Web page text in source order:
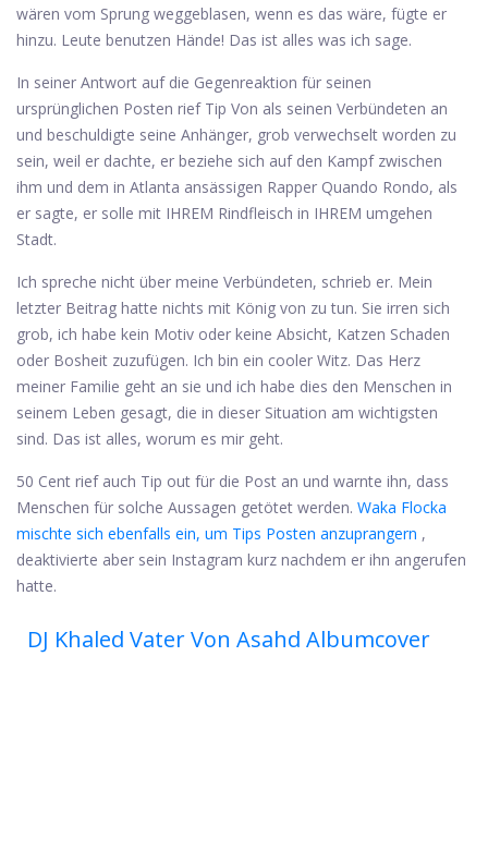
wären vom Sprung weggeblasen, wenn es das wäre, fügte er
hinzu. Leute benutzen Hände! Das ist alles was ich sage.
In seiner Antwort auf die Gegenreaktion für seinen
ursprünglichen Posten rief Tip Von als seinen Verbündeten an
und beschuldigte seine Anhänger, grob verwechselt worden zu
sein, weil er dachte, er beziehe sich auf den Kampf zwischen
ihm und dem in Atlanta ansässigen Rapper Quando Rondo, als
er sagte, er solle mit IHREM Rindfleisch in IHREM umgehen
Stadt.
Ich spreche nicht über meine Verbündeten, schrieb er. Mein
letzter Beitrag hatte nichts mit König von zu tun. Sie irren sich
grob, ich habe kein Motiv oder keine Absicht, Katzen Schaden
oder Bosheit zuzufügen. Ich bin ein cooler Witz. Das Herz
meiner Familie geht an sie und ich habe dies den Menschen in
seinem Leben gesagt, die in dieser Situation am wichtigsten
sind. Das ist alles, worum es mir geht.
50 Cent rief auch Tip out für die Post an und warnte ihn, dass
Menschen für solche Aussagen getötet werden. Waka Flocka
mischte sich ebenfalls ein, um Tips Posten anzuprangern ,
deaktivierte aber sein Instagram kurz nachdem er ihn angerufen
hatte.
DJ Khaled Vater Von Asahd Albumcover